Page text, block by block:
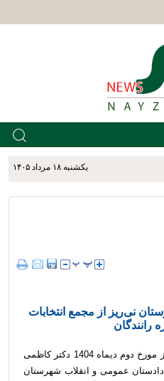
يکشنبه ۱۸ مرداد ۱۴۰۵
نی‌ریز از مجمع انتخابات
رانندگان
به گزارش پایگاه خبری نای ذی نیوز مورخ دوم دیماه 1404 دکتر کاظمی
عمومی و انقلاب شهرستان